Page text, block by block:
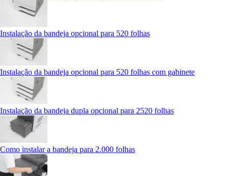
Instalação da bandeja opcional para 520 folhas
Instalação da bandeja opcional para 520 folhas com gabinete
Instalação da bandeja dupla opcional para 2520 folhas
Como instalar a bandeja para 2.000 folhas